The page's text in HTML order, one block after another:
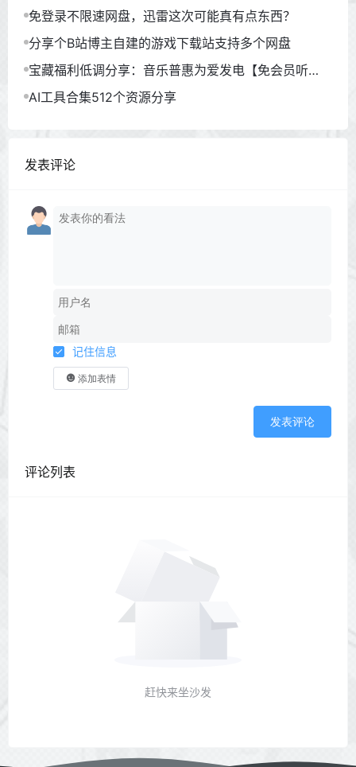
免登录不限速网盘，迅雷这次可能真有点东西？
分享个B站博主自建的游戏下载站支持多个网盘
宝藏福利低调分享：音乐普惠为爱发电【免会员听
歌】
AI工具合集512个资源分享
发表评论
记住信息
添加表情
发表评论
评论列表
赶快来坐沙发